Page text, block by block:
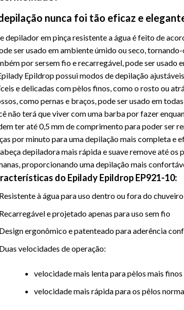
nunca foi tão eficaz e
depilador em pinça resistente a água é feito de
ser usado em ambiente úmido ou seco,
por sersem fio e recarregável, pode ser usado
Epildrop possui modos de depilação
e delicadas com pèlos finos, como o rosto ou
como pernas e braços, pode ser usado em
não terá que viver com uma barba por fazer
ter até 0,5 mm de comprimento para poder ser
por minuto para uma depilação mais completa e
depiladora mais rápida e suave remove até os
proporcionando uma depilação mais
do Epilady Epildrop EP921-10:
à água para uso dentro ou fora do chuveiro
e projetado apenas para uso sem fio
ergonômico e patenteado para aderência
velocidades de operação:
velocidade mais lenta para pèlos mais
velocidade mais rápida para os pêlos